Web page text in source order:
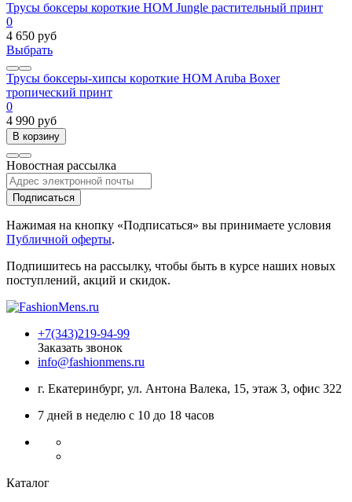
Трусы боксеры короткие HOM Jungle растительный принт
0
4 650 руб
Выбрать
Трусы боксеры-хипсы кoроткие HOM Aruba Boxer
тропический принт
0
4 990 руб
В корзину
Новостная рассылка
Подписаться
Нажимая на кнопку «Подписаться» вы принимаете условия
Публичной оферты.
Подпишитесь на рассылку, чтобы быть в курсе наших новых
поступлений, акций и скидок.
+7(343)219-94-99
Заказать звонок
info@fashionmens.ru
г. Екатеринбург, ул. Антона Валека, 15, этаж 3, офис 322
7 дней в неделю с 10 до 18 часов
Каталог